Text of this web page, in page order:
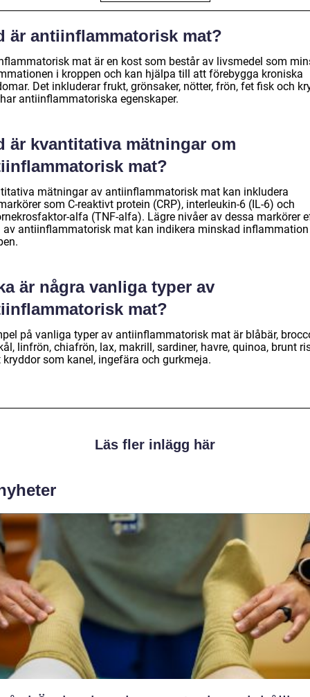
är antiinflammatorisk mat?
mat är en kost som består av livsmedel som
i kroppen och kan hjälpa till att förebygga kroniska
Det inkluderar frukt, grönsaker, nötter, frön, fet fisk och
antiinflammatoriska egenskaper.
är kvantitativa mätningar om
mat?
mätningar av antiinflammatorisk mat kan inkludera
som C-reaktivt protein (CRP), interleukin-6 (IL-6) och
alfa (TNF-alfa). Lägre nivåer av dessa markörer
av antiinflammatorisk mat kan indikera minskad
är några vanliga typer av
mat?
på vanliga typer av antiinflammatorisk mat är blåbär,
linfrön, chiafrön, lax, makrill, sardiner, havre, quinoa, brunt
kryddor som kanel, ingefära och gurkmeja.
Läs fler inlägg här